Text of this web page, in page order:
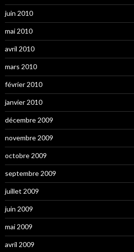
juin 2010
mai 2010
avril 2010
mars 2010
février 2010
janvier 2010
décembre 2009
novembre 2009
octobre 2009
septembre 2009
juillet 2009
juin 2009
mai 2009
avril 2009